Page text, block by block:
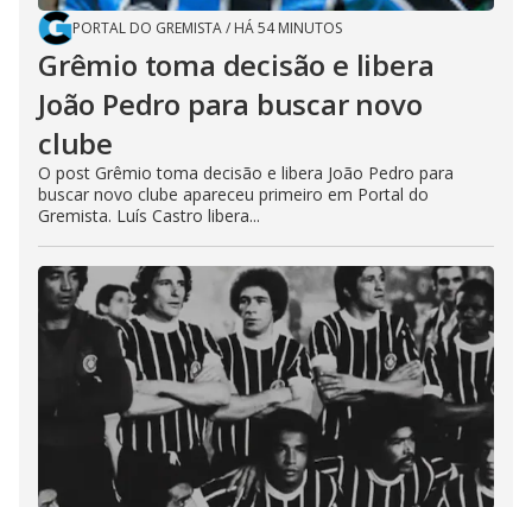
PORTAL DO GREMISTA/ HÁ 54 MINUTOS
Grêmio toma decisão e libera
João Pedro para buscar novo
clube
O post Grêmio toma decisão e libera João Pedro para
buscar novo clube apareceu primeiro em Portal do
Gremista. Luís Castro libera...